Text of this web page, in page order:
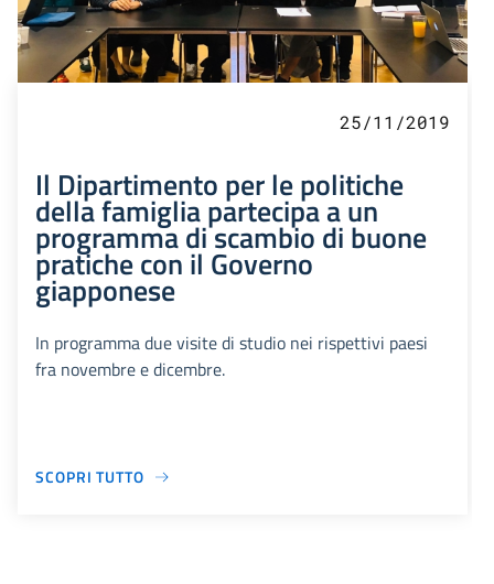
25/11/2019
Il Dipartimento per le politiche
della famiglia partecipa a un
programma di scambio di buone
pratiche con il Governo
giapponese
In programma due visite di studio nei rispettivi paesi
fra novembre e dicembre.
SCOPRI TUTTO